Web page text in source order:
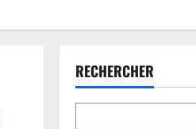
RECHERCHER